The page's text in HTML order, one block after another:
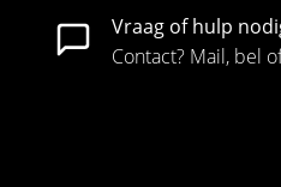
Vraag of hulp
Contact? Mail, bel